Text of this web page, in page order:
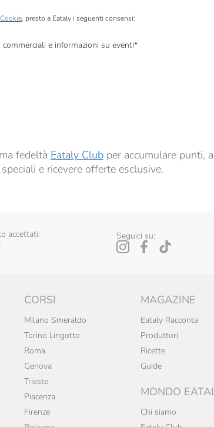
Cookie, presto a Eataly i seguenti consensi:
e informazioni su eventi*
fedeltà Eataly Clubper accumulare punti,
speciali e ricevere offerte esclusive.
accettati: Seguici su:
CORSI
Milano Smeraldo
Torino Lingotto
Roma
Genova
Trieste
Piacenza
Firenze
MAGAZINE
Eataly Racconta
Produttori
Ricette
Guide
MONDO
Chi siamo